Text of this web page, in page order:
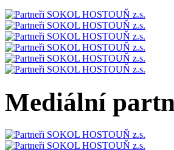
Mediální